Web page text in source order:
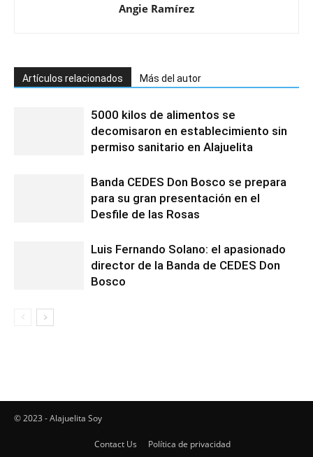
Angie Ramírez
Artículos relacionados Más del autor
5000 kilos de alimentos se
decomisaron en establecimiento sin
permiso sanitario en Alajuelita
Banda CEDES Don Bosco se prepara
para su gran presentación en el
Desfile de las Rosas
Luis Fernando Solano: el apasionado
director de la Banda de CEDES Don
Bosco
© 2023 - Alajuelita Soy
Contact Us Política de privacidad